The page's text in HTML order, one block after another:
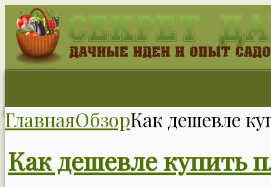
ГлавнаяОбзорКак дешевле
Как дешевле купить